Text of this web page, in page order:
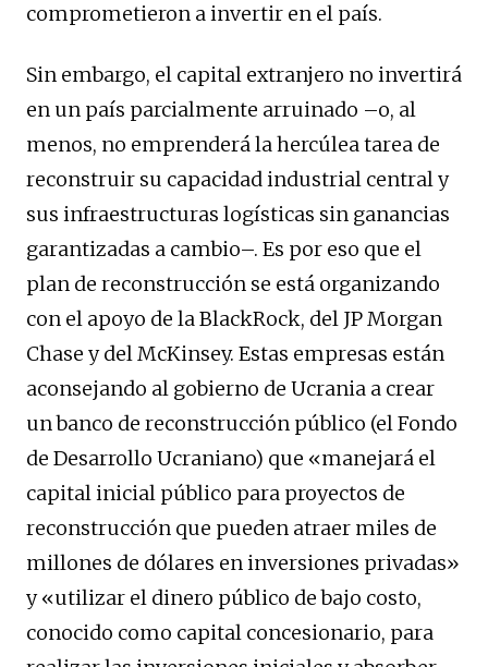
comprometieron a invertir en el país.
Sin embargo, el capital extranjero no invertirá
en un país parcialmente arruinado –o, al
menos, no emprenderá la hercúlea tarea de
reconstruir su capacidad industrial central y
sus infraestructuras logísticas sin ganancias
garantizadas a cambio–. Es por eso que el
plan de reconstrucción se está organizando
con el apoyo de la BlackRock, del JP Morgan
Chase y del McKinsey. Estas empresas están
aconsejando al gobierno de Ucrania a crear
un banco de reconstrucción público (el Fondo
de Desarrollo Ucraniano) que «manejará el
capital inicial público para proyectos de
reconstrucción que pueden atraer miles de
millones de dólares en inversiones privadas»
y «utilizar el dinero público de bajo costo,
conocido como capital concesionario, para